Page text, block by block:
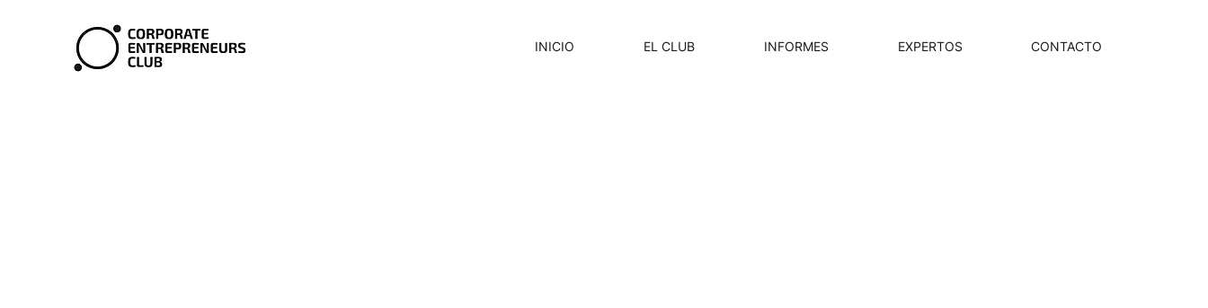
INICIO EL CLUB INFORMES EXPERTOS CONTACTO